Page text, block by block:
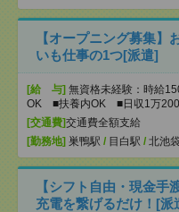
【オープニング募集】
いも仕事の1つ[派遣]
[給 与] 無資格未経験：時給
OK ■扶養内OK ■日収1万
[交通費]交通費全額支給
[勤務地] 巣鴨駅 / 目白駅 / 北池
【シフト自由・現金
充電を繋げるだけ！[派